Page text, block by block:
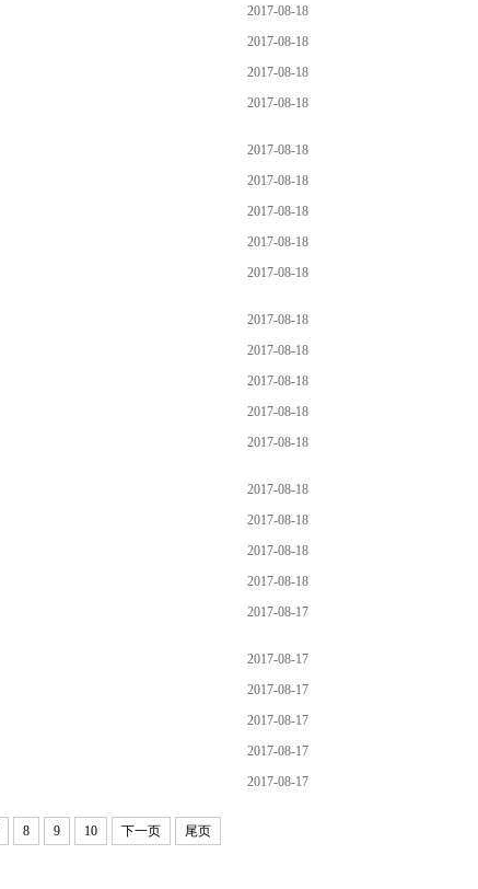
2017-08-18
2017-08-18
2017-08-18
2017-08-18
2017-08-18
2017-08-18
2017-08-18
2017-08-18
2017-08-18
2017-08-18
2017-08-18
2017-08-18
2017-08-18
2017-08-18
2017-08-18
2017-08-18
2017-08-18
2017-08-18
2017-08-17
2017-08-17
2017-08-17
2017-08-17
2017-08-17
2017-08-17
8 9 10 下一页 尾页